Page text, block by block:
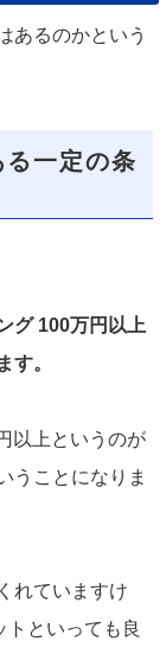
あるのかという
一定の条
グ 100万円以上
す。
以上というのが
うことになりま
れていますけ
トといっても良